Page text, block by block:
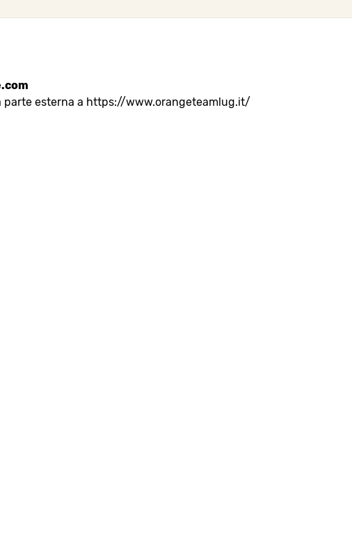
esterna a https://www.orangeteamlug.it/